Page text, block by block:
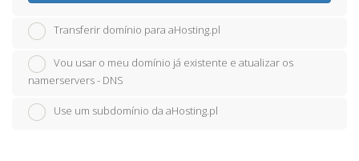
Transferir domínio para aHosting.pl
Vou usar o meu domínio já existente e atualizar os
namerservers - DNS
Use um subdomínio da aHosting.pl